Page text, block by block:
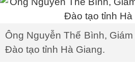
Ông Nguyễn Thế Bình,
Đào tạo tỉnh Hà Giang.